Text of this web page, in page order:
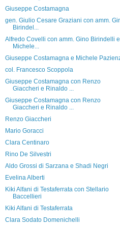
Giuseppe Costamagna
gen. Giulio Cesare Graziani con amm.
Birindel...
Alfredo Covelli con amm. Gino Birindelli e
Michele...
Giuseppe Costamagna e Michele
col. Francesco Scoppola
Giuseppe Costamagna con Renzo
Giaccheri e Rinaldo ...
Giuseppe Costamagna con Renzo
Giaccheri e Rinaldo ...
Renzo Giaccheri
Mario Goracci
Clara Centinaro
Rino De Silvestri
Aldo Grossi di Sarzana e Shadi Negri
Evelina Alberti
Kiki Alfani di Testaferrata con Stellario
Baccellieri
Kiki Alfani di Testaferrata
Clara Sodato Domenichelli